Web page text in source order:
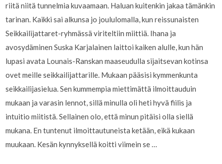
riitä niitä tunnelmia kuvaamaan. Haluan kuitenkin jakaa tämänkin
tarinan. Kaikki sai alkunsa jo joululomalla, kun reissunaisten
Seikkailijattaret-ryhmässä viriteltiin miittiä. Ihana ja
avosydäminen Suska Karjalainen laittoi kaiken alulle, kun hän
lupasi avata Lounais-Ranskan maaseudulla sijaitsevan kotinsa
ovet meille seikkailijattarille. Mukaan pääsisi kymmenkunta
seikkailijasielua. Sen kummempia miettimättä ilmoittauduin
mukaan ja varasin lennot, sillä minulla oli heti hyvä fiilis ja
intuitio miitistä. Sellainen olo, että minun pitäisi olla siellä
mukana. En tuntenut ilmoittautuneista ketään, eikä kukaan
muukaan. Kesän kynnyksellä koitti viimein se …